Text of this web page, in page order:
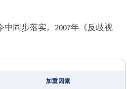
同步落实。2007年《反歧视
加重因素